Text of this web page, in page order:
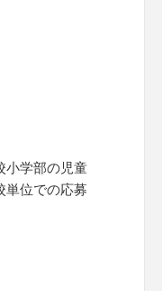
小学部の児童
単位での応募